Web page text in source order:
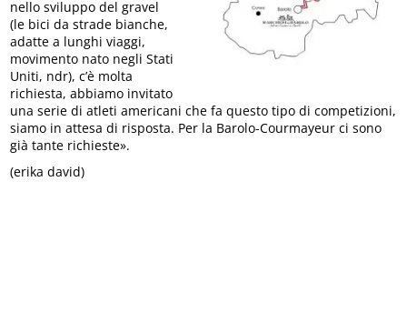
nello sviluppo del gravel
(le bici da strade bianche,
adatte a lunghi viaggi,
movimento nato negli Stati
Uniti, ndr), c’è molta
richiesta, abbiamo invitato
una serie di atleti americani che fa questo tipo di competizioni,
siamo in attesa di risposta. Per la Barolo-Courmayeur ci sono
già tante richieste».
(erika david)